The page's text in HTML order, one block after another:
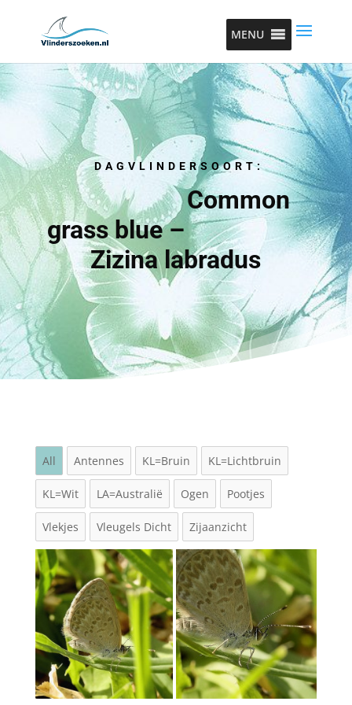
MENU
DAGVLINDERSOORT:
Common
grass blue –
Zizina labradus
All Antennes KL=Bruin KL=Lichtbruin
KL=Wit LA=Australië Ogen Pootjes
Vlekjes Vleugels Dicht Zijaanzicht